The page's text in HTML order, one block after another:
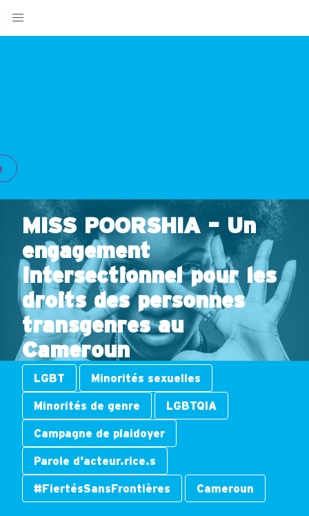
MISS POORSHIA – Un
engagement
intersectionnel pour les
droits des personnes
transgenres au
Cameroun
LGBT Minorités sexuelles
Minorités de genre LGBTQIA
Campagne de plaidoyer
Parole d'acteur.rice.s
#FiertésSansFrontières Cameroun